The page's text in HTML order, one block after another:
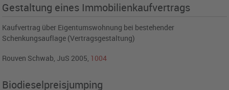
Gestaltung eines Immobilienkaufvertrags
Kaufvertrag über Eigentumswohnung bei bestehender
Schenkungsauflage (Vertragsgestaltung)
Rouven Schwab, JuS 2005, 1004
Biodieselpreisjumping